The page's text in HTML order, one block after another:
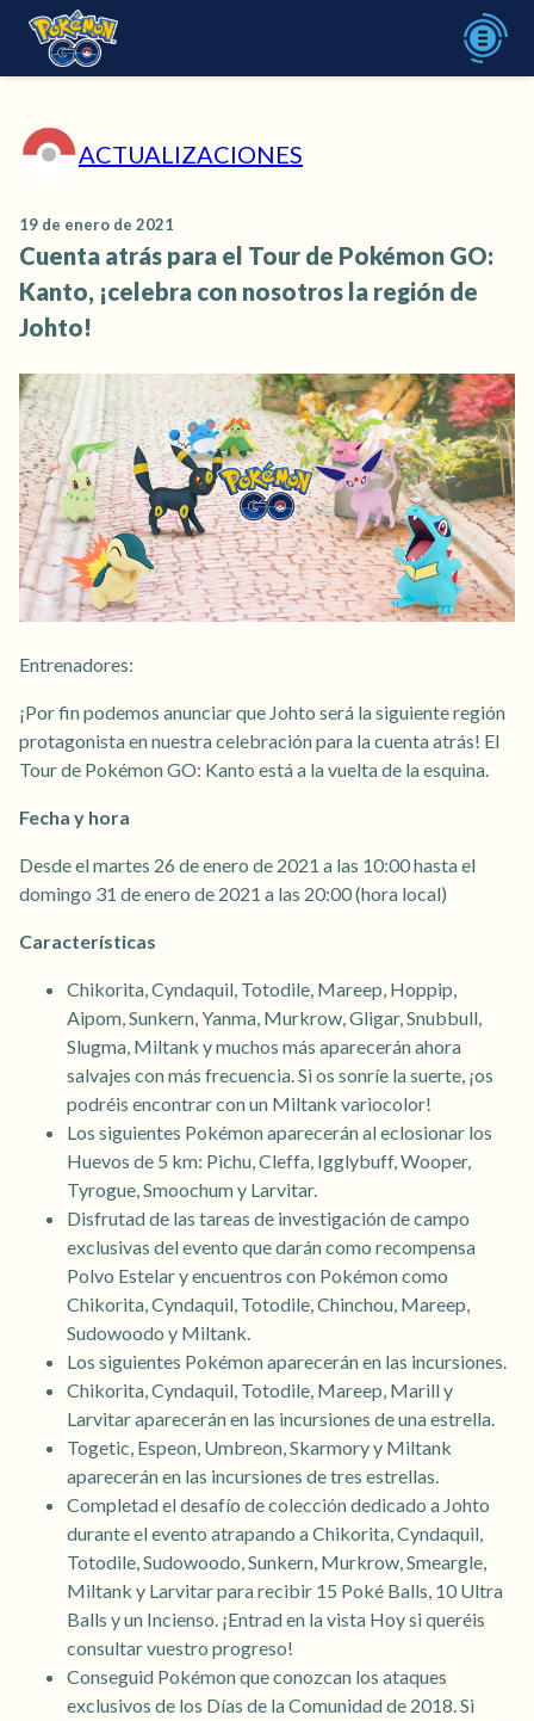
ACTUALIZACIONES
19 de enero de 2021
Cuenta atrás para el Tour de Pokémon GO:
Kanto, ¡celebra con nosotros la región de
Johto!
Entrenadores:
¡Por fin podemos anunciar que Johto será la siguiente región
protagonista en nuestra celebración para la cuenta atrás! El
Tour de Pokémon GO: Kanto está a la vuelta de la esquina.
Fecha y hora
Desde el martes 26 de enero de 2021 a las 10:00 hasta el
domingo 31 de enero de 2021 a las 20:00 (hora local)
Características
Chikorita, Cyndaquil, Totodile, Mareep, Hoppip,
Aipom, Sunkern, Yanma, Murkrow, Gligar, Snubbull,
Slugma, Miltank y muchos más aparecerán ahora
salvajes con más frecuencia. Si os sonríe la suerte, ¡os
podréis encontrar con un Miltank variocolor!
Los siguientes Pokémon aparecerán al eclosionar los
Huevos de 5 km: Pichu, Cleffa, Igglybuff, Wooper,
Tyrogue, Smoochum y Larvitar.
Disfrutad de las tareas de investigación de campo
exclusivas del evento que darán como recompensa
Polvo Estelar y encuentros con Pokémon como
Chikorita, Cyndaquil, Totodile, Chinchou, Mareep,
Sudowoodo y Miltank.
Los siguientes Pokémon aparecerán en las incursiones.
Chikorita, Cyndaquil, Totodile, Mareep, Marill y
Larvitar aparecerán en las incursiones de una estrella.
Togetic, Espeon, Umbreon, Skarmory y Miltank
aparecerán en las incursiones de tres estrellas.
Completad el desafío de colección dedicado a Johto
durante el evento atrapando a Chikorita, Cyndaquil,
Totodile, Sudowoodo, Sunkern, Murkrow, Smeargle,
Miltank y Larvitar para recibir 15 Poké Balls, 10 Ultra
Balls y un Incienso. ¡Entrad en la vista Hoy si queréis
consultar vuestro progreso!
Conseguid Pokémon que conozcan los ataques
exclusivos de los Días de la Comunidad de 2018. Si